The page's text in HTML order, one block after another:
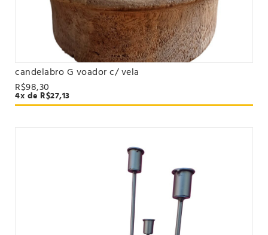
VER PRODUTO
candelabro G voador c/ vela
R$98,30
4x de R$27,13